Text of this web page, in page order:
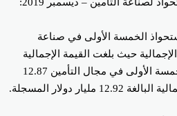
الخمسة الأولى في صناعة
الإجمالية حيث بلغت القيمة الإجمالية
لصفقات الدمج والاستحواذ الخمسة الأولى في مجال التأمين 12.87
دولار المسجلة.